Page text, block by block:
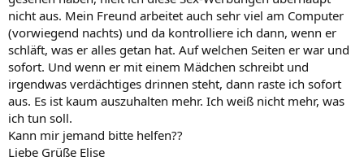
nicht aus. Mein Freund arbeitet auch sehr viel am Computer
(vorwiegend nachts) und da kontrolliere ich dann, wenn er
schläft, was er alles getan hat. Auf welchen Seiten er war und
sofort. Und wenn er mit einem Mädchen schreibt und
irgendwas verdächtiges drinnen steht, dann raste ich sofort
aus. Es ist kaum auszuhalten mehr. Ich weiß nicht mehr, was
ich tun soll.
Kann mir jemand bitte helfen??
Liebe Grüße Elise